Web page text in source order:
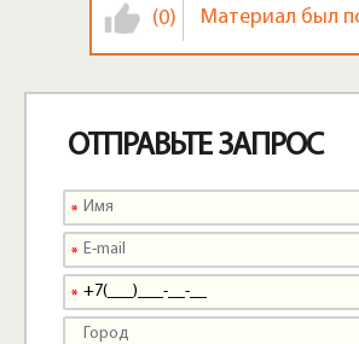
(0) Материал был
ОТПРАВЬТЕ ЗАПРОС